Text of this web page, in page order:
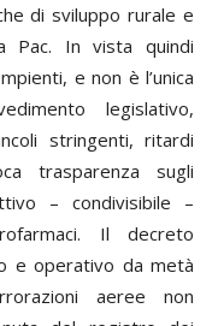
di sviluppo rurale e
Pac. In vista quindi
e non è l’unica
legislativo,
stringenti, ritardi
trasparenza sugli
– condivisibile –
Il decreto
e operativo da metà
aeree non